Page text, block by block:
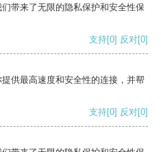
带来了无限的隐私保护和安全性保
支持[0] 反对[0]
供最高速度和安全性的连接，并帮
支持[0] 反对[0]